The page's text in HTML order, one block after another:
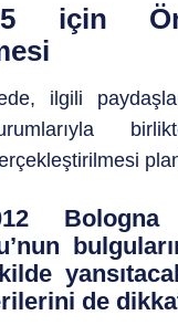
için
ilgili
Bologna
de